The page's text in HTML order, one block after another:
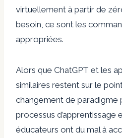
virtuellement à partir de
besoin, ce sont les
appropriées.
Alors que ChatGPT et les
similaires restent sur le point
changement de paradigme
processus d’apprentissage
éducateurs ont du mal à